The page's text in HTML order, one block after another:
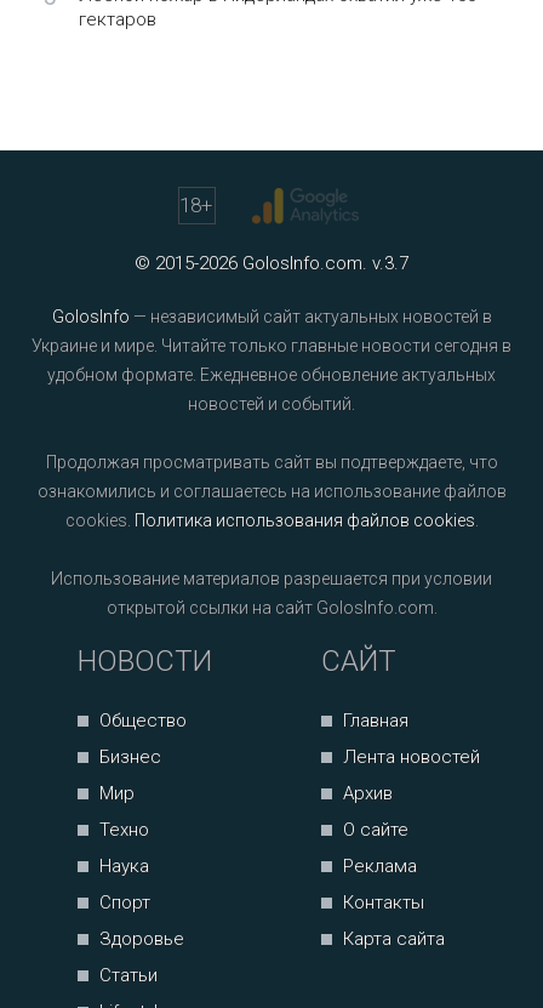
гектаров
18+
© 2015-2026 GolosInfo.com. v.3.7
GolosInfo — независимый сайт актуальных новостей в
Украине и мире. Читайте только главные новости сегодня в
удобном формате. Ежедневное обновление актуальных
новостей и событий.
Продолжая просматривать сайт вы подтверждаете, что
ознакомились и соглашаетесь на использование файлов
cookies. Политика использования файлов cookies
Использование материалов разрешается при условии
открытой ссылки на сайт GolosInfo.com.
НОВОСТИ
Общество
Бизнес
Мир
Техно
Наука
Спорт
Здоровье
Статьи
САЙТ
Главная
Лента новостей
Архив
О сайте
Реклама
Контакты
Карта сайта